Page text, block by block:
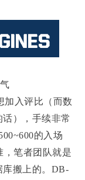
加入评比（而数
），手续非常
的入场
，笔者团队就是
库搬上的。DB-